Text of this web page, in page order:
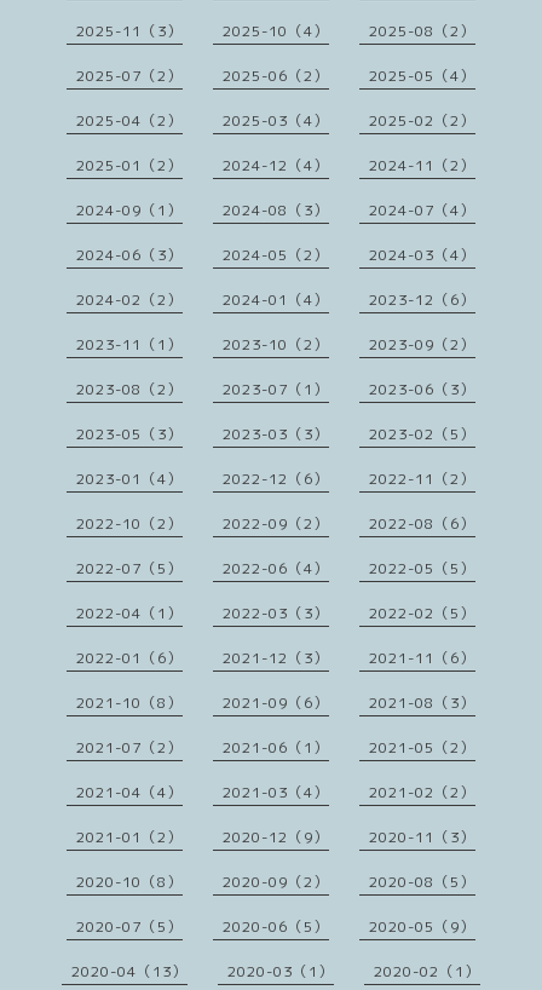
2025-11（3） 2025-10（4） 2025-08（2）
2025-07（2） 2025-06（2） 2025-05（4）
2025-04（2） 2025-03（4） 2025-02（2）
2025-01（2） 2024-12（4） 2024-11（2）
2024-09（1） 2024-08（3） 2024-07（4）
2024-06（3） 2024-05（2） 2024-03（4）
2024-02（2） 2024-01（4） 2023-12（6）
2023-11（1） 2023-10（2） 2023-09（2）
2023-08（2） 2023-07（1） 2023-06（3）
2023-05（3） 2023-03（3） 2023-02（5）
2023-01（4） 2022-12（6） 2022-11（2）
2022-10（2） 2022-09（2） 2022-08（6）
2022-07（5） 2022-06（4） 2022-05（5）
2022-04（1） 2022-03（3） 2022-02（5）
2022-01（6） 2021-12（3） 2021-11（6）
2021-10（8） 2021-09（6） 2021-08（3）
2021-07（2） 2021-06（1） 2021-05（2）
2021-04（4） 2021-03（4） 2021-02（2）
2021-01（2） 2020-12（9） 2020-11（3）
2020-10（8） 2020-09（2） 2020-08（5）
2020-07（5） 2020-06（5） 2020-05（9）
2020-04（13） 2020-03（1） 2020-02（1）